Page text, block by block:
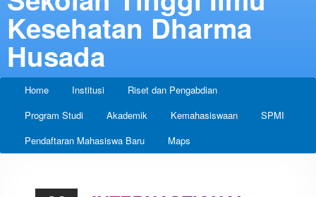
Kesehatan Dharma
Husada
Home Institusi
Riset dan Pengabdian
Program Studi
Akademik Kemahasiswaan
SPMI
Pendaftaran Mahasiswa Baru
Maps